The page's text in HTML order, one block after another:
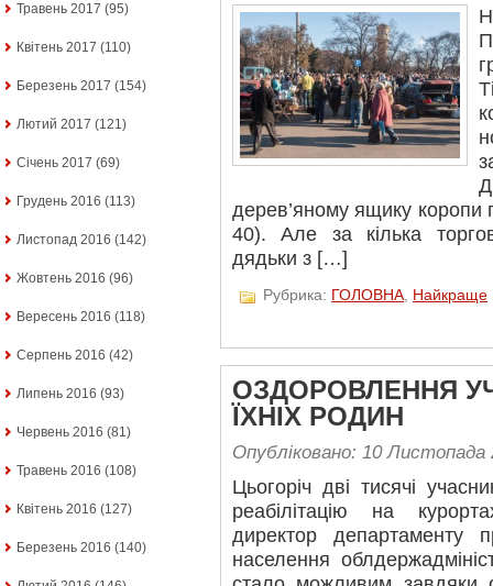
Травень 2017 (95)
Квітень 2017 (110)
Березень 2017 (154)
Лютий 2017 (121)
Січень 2017 (69)
Грудень 2016 (113)
Листопад 2016 (142)
Жовтень 2016 (96)
Вересень 2016 (118)
Серпень 2016 (42)
Липень 2016 (93)
Червень 2016 (81)
Травень 2016 (108)
Квітень 2016 (127)
Березень 2016 (140)
дерев’яному ящику коропи
40). Але за кілька
дядьки з […]
Рубрика: ГОЛОВНА, Найкраще
ОЗДОРОВЛЕННЯ
ЇХНІХ РОДИН
Опубліковано: 10 Листопада
Цьогоріч дві тисячі
реабілітацію на
директор департаменту
населення